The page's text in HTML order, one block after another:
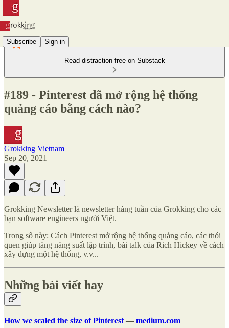
Subscribe Sign in
Read distraction-free on Substack
#189 - Pinterest đã mở rộng hệ thống
quảng cáo bằng cách nào?
Grokking Vietnam
Sep 20, 2021
Grokking Newsletter là newsletter hàng tuần của Grokking cho các
bạn software engineers người Việt.
Trong số này: Cách Pinterest mở rộng hệ thống quảng cáo, các thói
quen giúp tăng năng suất lập trình, bài talk của Rich Hickey về cách
xây dựng một hệ thống, v.v...
Những bài viết hay
How we scaled the size of Pinterest — medium.com